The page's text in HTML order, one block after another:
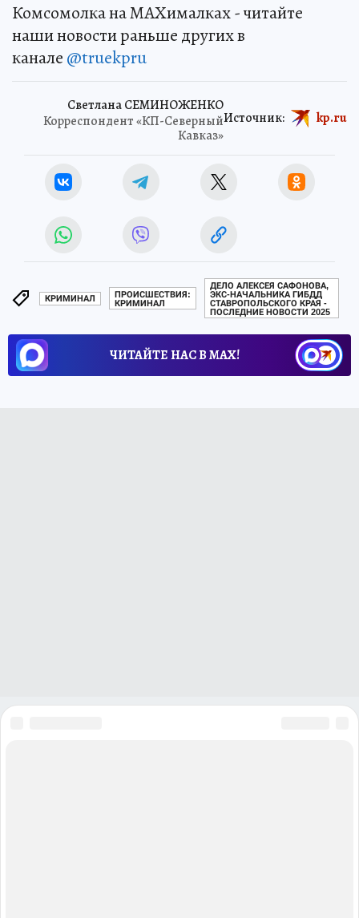
Комсомолка на MAXималках - читайте
наши новости раньше других в
канале @truekpru
Светлана СЕМИНОЖЕНКО
Корреспондент «КП-Северный
Кавказ»
Источник: kp.ru
КРИМИНАЛ
ПРОИСШЕСТВИЯ:
КРИМИНАЛ
ДЕЛО АЛЕКСЕЯ САФОНОВА,
ЭКС-НАЧАЛЬНИКА ГИБДД
СТАВРОПОЛЬСКОГО КРАЯ -
ПОСЛЕДНИЕ НОВОСТИ 2025
ЧИТАЙТЕ НАС В МАХ!